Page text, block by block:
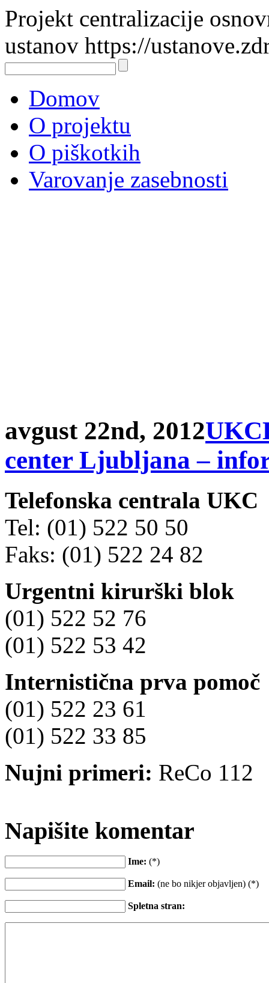
Projekt centralizacije
ustanov https://
Domov
O projektu
O piškotkih
Varovanje zasebnosti
avgust 22nd, 2012
center Ljubljana –
Telefonska centrala UKC
Tel: (01) 522 50 50
Faks: (01) 522 24 82
Urgentni kirurški blok
(01) 522 52 76
(01) 522 53 42
Internistična prva pomoč
(01) 522 23 61
(01) 522 33 85
Nujni primeri: ReCo 112
Napišite komentar
Ime: (*)
Email: (ne bo nikjer objavljen) (*)
Spletna stran: